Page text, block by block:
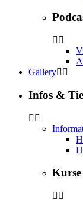
Gallery
Infos &